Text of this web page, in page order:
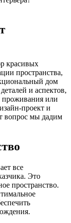
красивых
пространства,
дом
и аспектов,
проживания или
проект и
вопрос мы дадим
все
Это
пространство.